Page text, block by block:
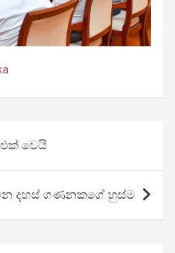
වෙයි
දහස් ගණනකගේ හුස්ම